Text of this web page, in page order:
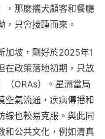
，那麼攜犬顧客和餐廳
，只會接踵而來。
加坡，剛好於2025年1
在政策落地初期，只放
（ORAs）。星洲當局
氣流通，疾病傳播和
線也較易克服。與此同
和公共文化，例如清真